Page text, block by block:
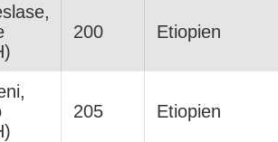
200 Etiopien
205 Etiopien